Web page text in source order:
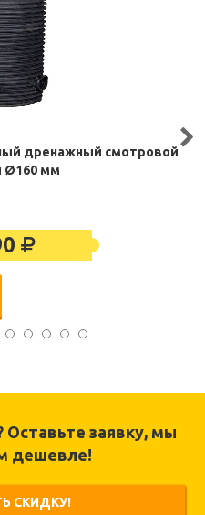
дренажный смотровой
Ø160 мм
заявку, мы
дешевле!
СКИДКУ!